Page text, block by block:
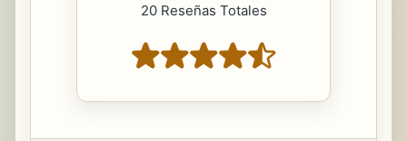
20 Reseñas Totales